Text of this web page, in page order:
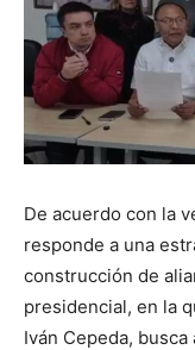
De acuerdo con la
responde a una
construcción de
presidencial, en la
Iván Cepeda,